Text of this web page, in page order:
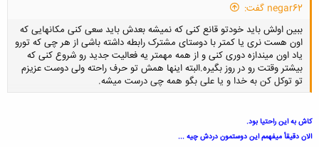
negar62 گفت:
ببین اولش باید خودتو قانع کنی که نمیشه بعدش باید سعی کنی مکانهایی که
اون هست نری یا کمتر با دوستای مشترک رابطه داشته باشی از هر چی که تورو
یاد اون میندازه دوری کنی و از همه مهمتر یه فعالیت جدید رو شروع کنی که
بیشتر وقتت رو در روز بگیره.البته اینها همش تو حرف راحته ولی دوست عزیزم
تو توکل کن به خدا و یا علی بگو همه چی درست میشه.
کاش به این راحتیا بود.
الان دقیقأ میفهمم این دوستمون دردش چیه ...